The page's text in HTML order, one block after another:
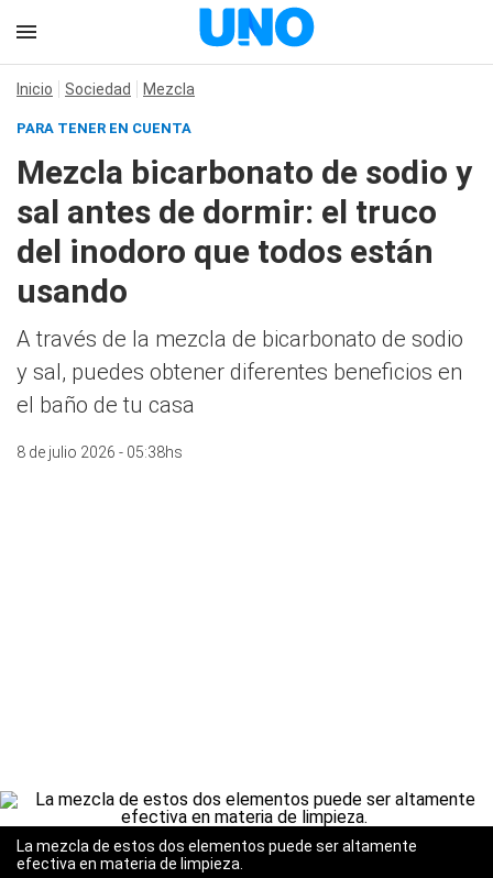
Inicio Sociedad Mezcla
PARA TENER EN CUENTA
Mezcla bicarbonato de sodio y
sal antes de dormir: el truco
del inodoro que todos están
usando
A través de la mezcla de bicarbonato de sodio
y sal, puedes obtener diferentes beneficios en
el baño de tu casa
8 de julio 2026 - 05:38hs
La mezcla de estos dos elementos puede ser altamente
efectiva en materia de limpieza.